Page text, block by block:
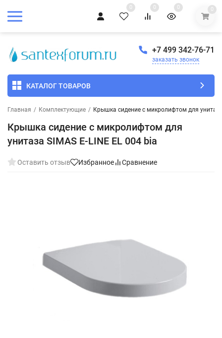
0 0 0 0
+7 499 342-76-71
заказать звонок
КАТАЛОГ ТОВАРОВ
Главная / Комплектующие / Крышка сидение с микролифтом для унитаза
Крышка сидение с микролифтом для
унитаза SIMAS E-LINE EL 004 bia
Оставить отзыв Избранное Сравнение